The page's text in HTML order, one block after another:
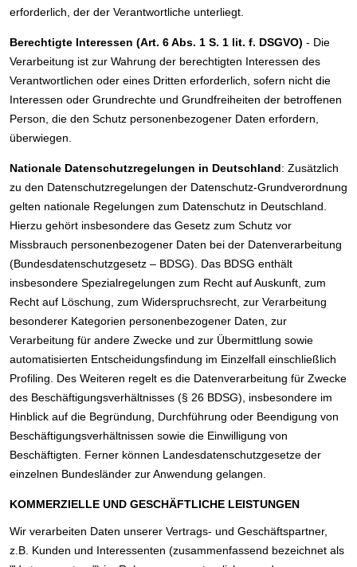
erforderlich, der der Verantwortliche unterliegt.
Berechtigte Interessen (Art. 6 Abs. 1 S. 1 lit. f. DSGVO) - Die
Verarbeitung ist zur Wahrung der berechtigten Interessen des
Verantwortlichen oder eines Dritten erforderlich, sofern nicht die
Interessen oder Grundrechte und Grundfreiheiten der betroffenen
Person, die den Schutz personenbezogener Daten erfordern,
überwiegen.
Nationale Datenschutzregelungen in Deutschland: Zusätzlich
zu den Datenschutzregelungen der Datenschutz-Grundverordnung
gelten nationale Regelungen zum Datenschutz in Deutschland.
Hierzu gehört insbesondere das Gesetz zum Schutz vor
Missbrauch personenbezogener Daten bei der Datenverarbeitung
(Bundesdatenschutzgesetz – BDSG). Das BDSG enthält
insbesondere Spezialregelungen zum Recht auf Auskunft, zum
Recht auf Löschung, zum Widerspruchsrecht, zur Verarbeitung
besonderer Kategorien personenbezogener Daten, zur
Verarbeitung für andere Zwecke und zur Übermittlung sowie
automatisierten Entscheidungsfindung im Einzelfall einschließlich
Profiling. Des Weiteren regelt es die Datenverarbeitung für Zwecke
des Beschäftigungsverhältnisses (§ 26 BDSG), insbesondere im
Hinblick auf die Begründung, Durchführung oder Beendigung von
Beschäftigungsverhältnissen sowie die Einwilligung von
Beschäftigten. Ferner können Landesdatenschutzgesetze der
einzelnen Bundesländer zur Anwendung gelangen.
KOMMERZIELLE UND GESCHÄFTLICHE LEISTUNGEN
Wir verarbeiten Daten unserer Vertrags- und Geschäftspartner,
z.B. Kunden und Interessenten (zusammenfassend bezeichnet als